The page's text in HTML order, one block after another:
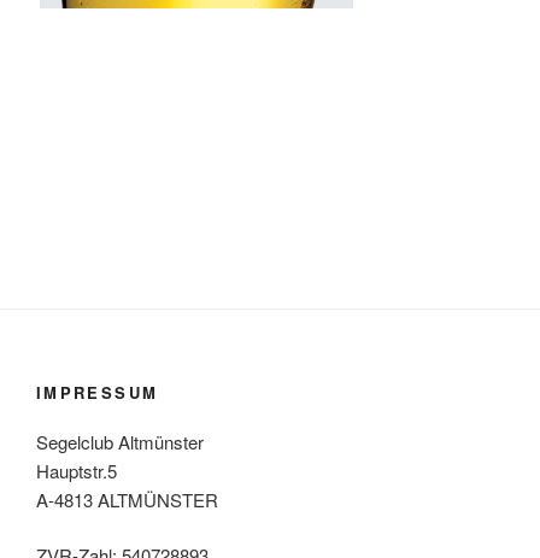
IMPRESSUM
Segelclub Altmünster
Hauptstr.5
A-4813 ALTMÜNSTER